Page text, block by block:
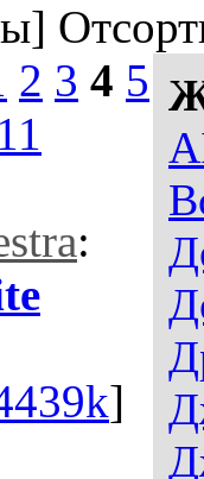
2 3 4 5
11
:
]